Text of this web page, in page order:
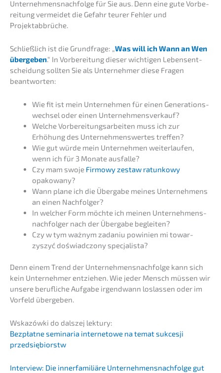
Unternehmens­nachfolge für Sie aus. Denn eine gute Vorbe­
rei­tung vermei­det die Gefahr teurer Fehler und
Projektabbrüche.
Schließ­lich ist die Grund­fra­ge: „Was will ich Wann an Wen
überge­ben.“ In Vorbe­rei­tung dieser wichti­gen Lebens­ent­
schei­dung sollten Sie als Unter­neh­mer diese Fragen
beantworten:
Wie fit ist mein Unter­neh­men für einen Generations­
wechsel oder einen Unternehmensverkauf?
Welche Vorbe­rei­tungs­ar­bei­ten muss ich zur
Erhöhung des Unter­neh­mens­wer­tes treffen?
Wie gut würde mein Unter­neh­men weiter­lau­fen,
wenn ich für 3 Monate ausfalle?
Czy mam swoje Firmo­wy zestaw ratun­kowy
opakowany?
Wann plane ich die Überga­be meines Unter­neh­mens
an einen Nachfolger?
In welcher Form möchte ich meinen Unter­neh­mens­
nach­fol­ger nach der Überga­be begleiten?
Czy w tym ważnym zadaniu powini­en mi towar­
zyszyć doświad­c­z­o­ny specjalista?
Denn einem Trend der Unternehmens­nachfolge kann sich
kein Unter­neh­mer entzie­hen. Wie jeder Mensch müssen wir
unsere beruf­li­che Aufga­be irgend­wann loslas­sen oder im
Vorfeld übergeben.
Wskazów­ki do dalszej lektury:
Bezpłat­ne semina­ria inter­neto­we na temat sukces­ji
przedsiębiorstw
Inter­view: Die inner­fa­mi­liä­re Unternehmens­nachfolge gut